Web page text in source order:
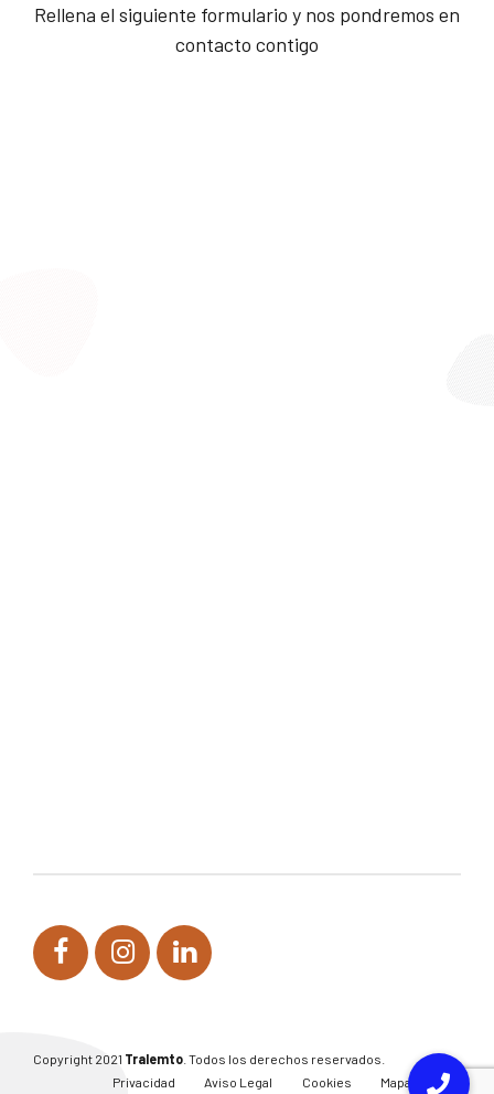
Rellena el siguiente formulario y nos pondremos en
contacto contigo
Copyright 2021 Tralemto . Todos los derechos reservados.
Privacidad
Aviso Legal Cookies Mapa del sitio